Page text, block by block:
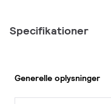
Specifikationer
Generelle oplysninger